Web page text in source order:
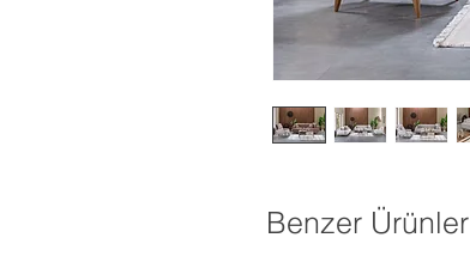
Benzer Ürünler